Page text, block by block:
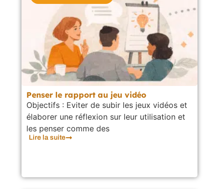
Penser le rapport au jeu vidéo
Objectifs : Eviter de subir les jeux vidéos et
élaborer une réflexion sur leur utilisation et
les penser comme des
Lire la suite